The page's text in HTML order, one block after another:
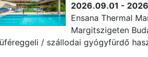
2026.09.01 -
Ensana Thermal
Margitszigeten
/ szállodai gyógyfürdő